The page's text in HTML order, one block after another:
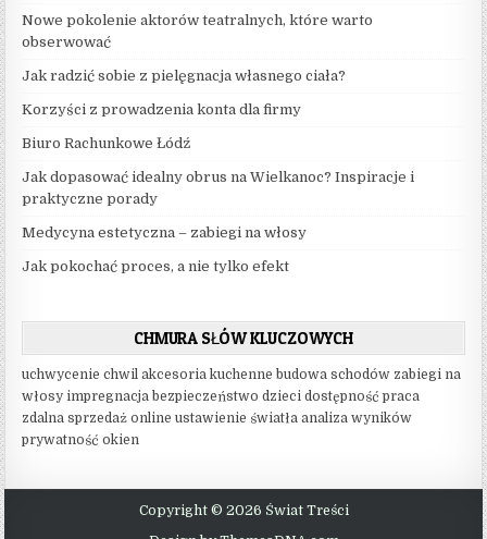
Nowe pokolenie aktorów teatralnych, które warto
obserwować
Jak radzić sobie z pielęgnacja własnego ciała?
Korzyści z prowadzenia konta dla firmy
Biuro Rachunkowe Łódź
Jak dopasować idealny obrus na Wielkanoc? Inspiracje i
praktyczne porady
Medycyna estetyczna – zabiegi na włosy
Jak pokochać proces, a nie tylko efekt
CHMURA SŁÓW KLUCZOWYCH
uchwycenie chwil akcesoria kuchenne budowa schodów zabiegi na
włosy impregnacja bezpieczeństwo dzieci dostępność praca
zdalna sprzedaż online ustawienie światła analiza wyników
prywatność okien
Copyright © 2026 Świat Treści